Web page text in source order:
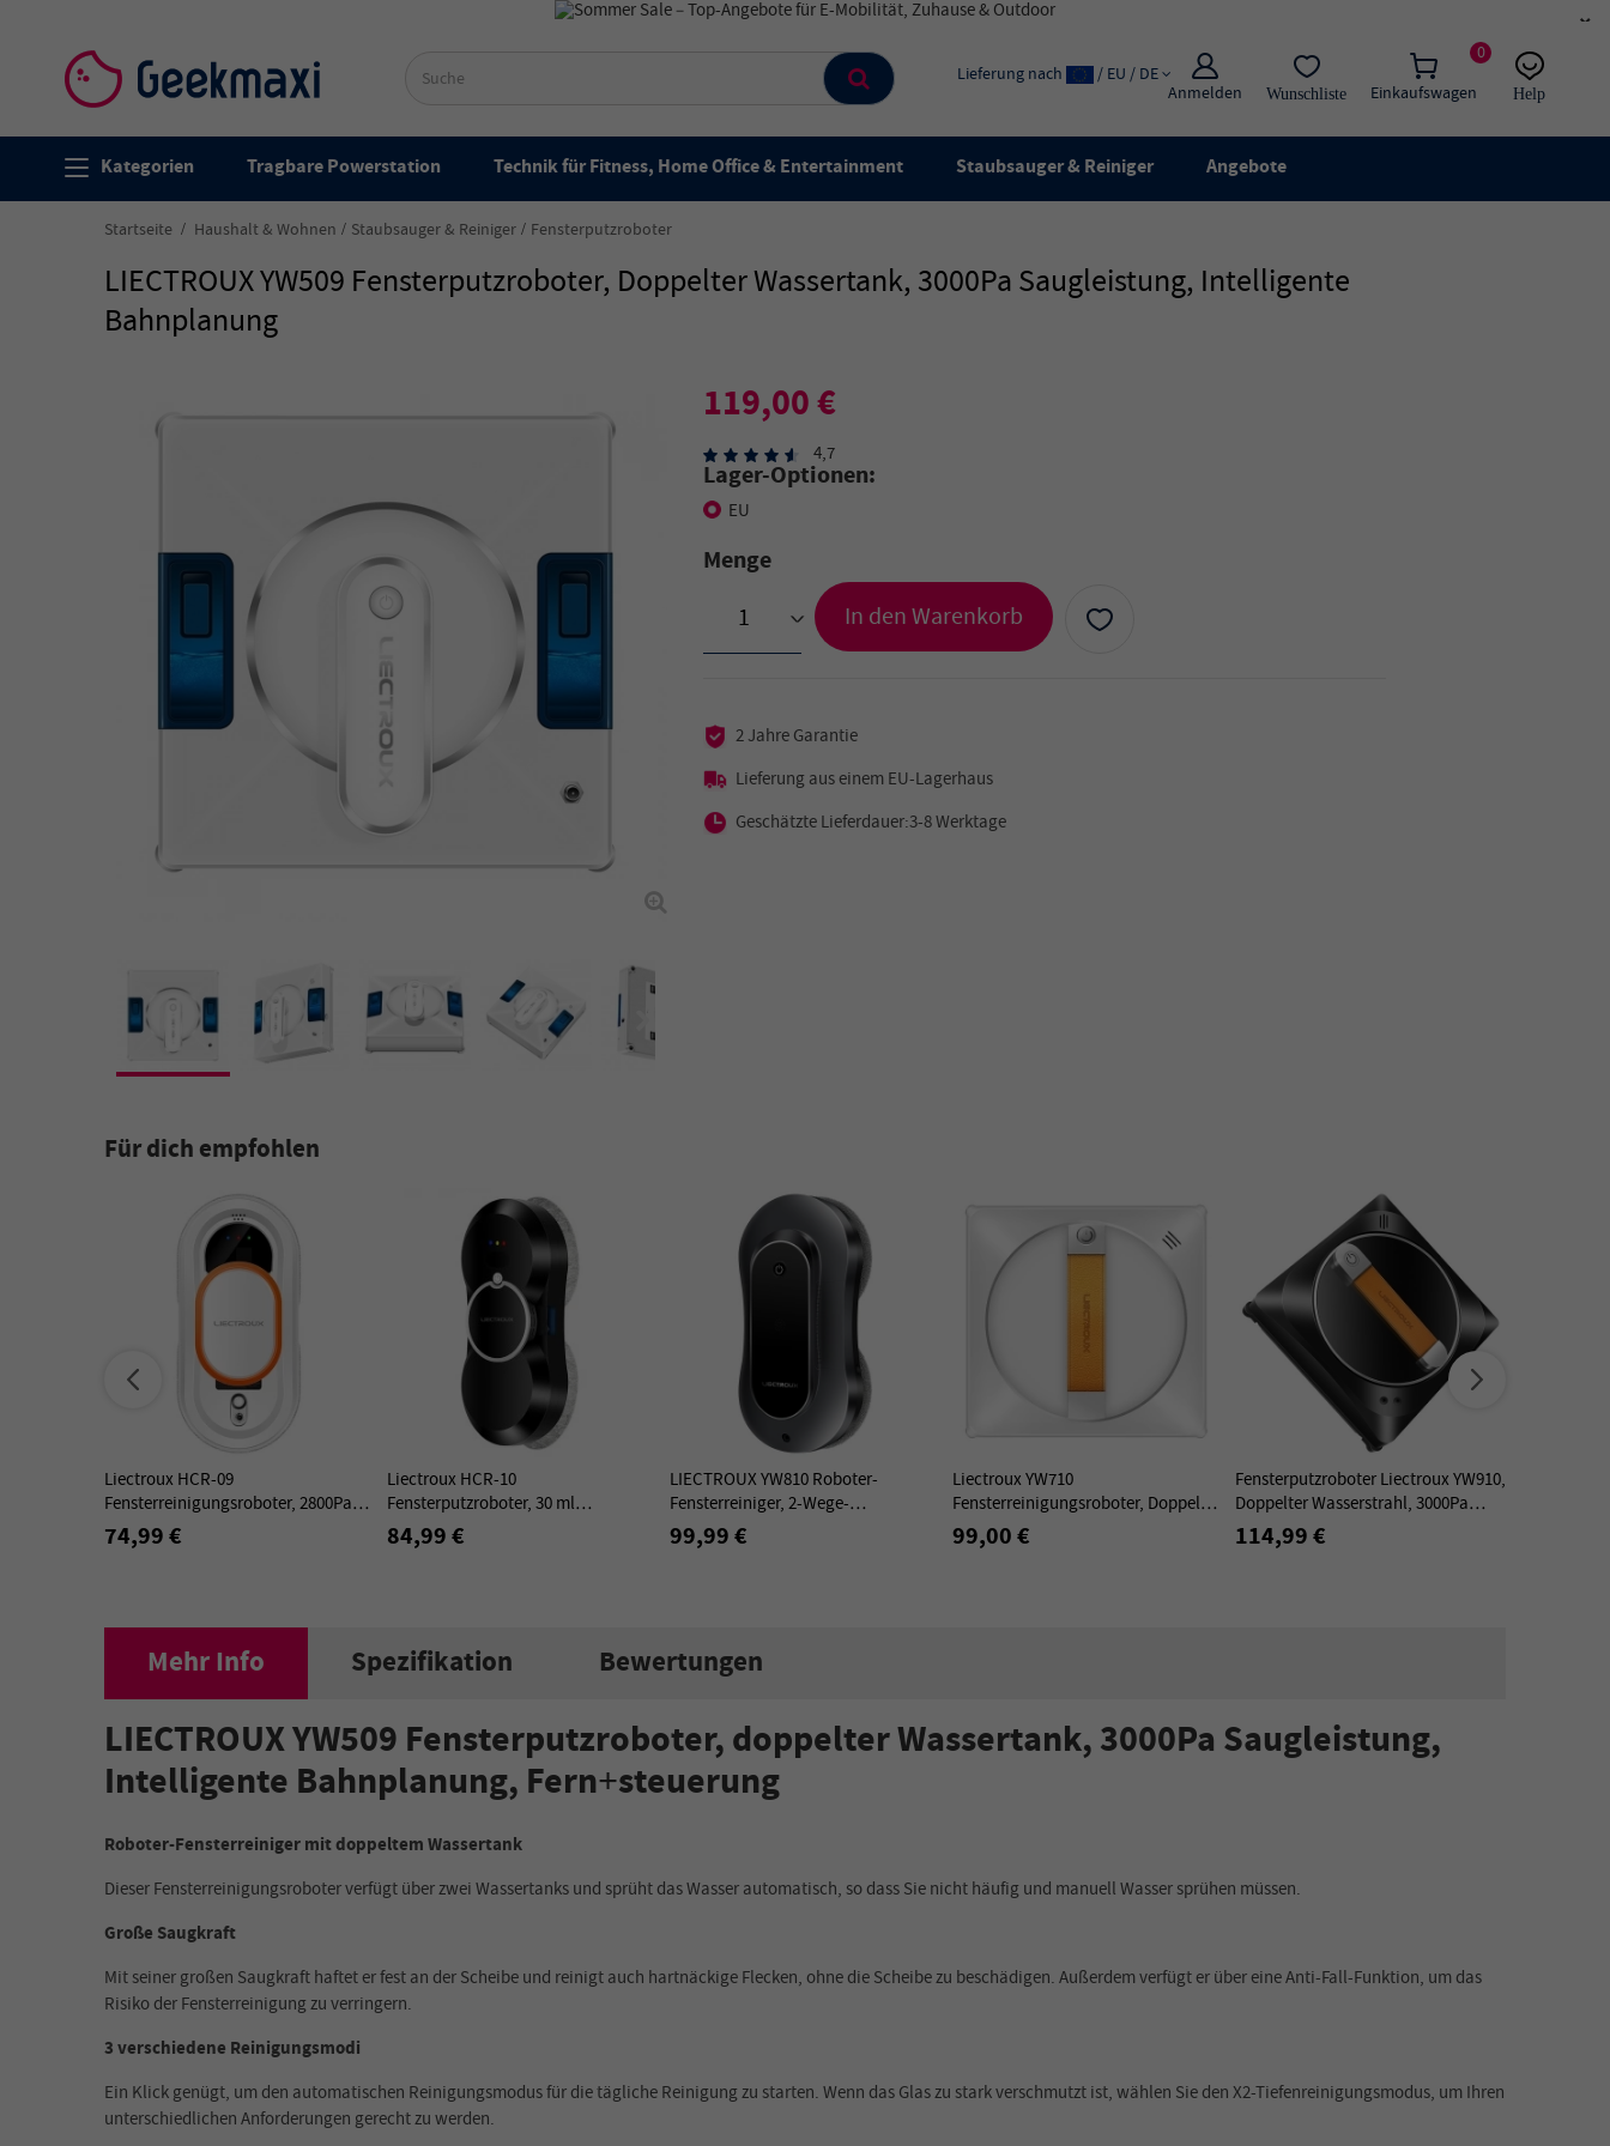
×
0
Einkaufswagen
Anmelden Wunschliste
Lieferung nach / EU / DE
Help
Kategorien Tragbare Powerstation Technik für Fitness, Home Office & Entertainment Staubsauger & Reiniger Angebote
Startseite Haushalt & Wohnen Staubsauger & Reiniger Fensterputzroboter
LIECTROUX YW509 Fensterputzroboter, Doppelter Wassertank, 3000Pa Saugleistung, Intelligente
Bahnplanung
119,00 €
4,7
Lager-Optionen:
EU
Menge
> In den Warenkorb
2 Jahre Garantie
Lieferung aus einem EU-Lagerhaus
Geschätzte Lieferdauer:3-8 Werktage
Für dich empfohlen
Liectroux HCR-09
Fensterreinigungsroboter, 2800Pa
Saugkraft, 3 automatische
Reinigungsmodi, USV-Funktion,
74,99 €
Liectroux HCR-10
Fensterputzroboter, 30 ml
Wassertank, 6,8 cm ultradünn,
Ultraschall-Wassersprühen, 2800 Pa
84,99 €
LIECTROUX YW810 Roboter-
Fensterreiniger, 2-Wege-
Wassersprühvorrichtung, Trocken-
und Nassreinigung, KI-Route -
99,99 €
Liectroux YW710
Fensterreinigungsroboter, Doppelter
Wassersprüher, 2500Pa
Saugleistung, Geräuscharm, 360°
99,00 €
Fensterputzroboter Liectroux YW910,
Doppelter Wasserstrahl, 3000Pa
Vakuumsaugung, Lasersensor –
Schwarz
114,99 €
Mehr Info Spezifikation Bewertungen
LIECTROUX YW509 Fensterputzroboter, doppelter Wassertank, 3000Pa Saugleistung,
Intelligente Bahnplanung, Fern+steuerung
Roboter-Fensterreiniger mit doppeltem Wassertank
Dieser Fensterreinigungsroboter verfügt über zwei Wassertanks und sprüht das Wasser automatisch, so dass Sie nicht häufig und manuell Wasser sprühen müssen.
Große Saugkraft
Mit seiner großen Saugkraft haftet er fest an der Scheibe und reinigt auch hartnäckige Flecken, ohne die Scheibe zu beschädigen. Außerdem verfügt er über eine Anti-Fall-Funktion, um das
Risiko der Fensterreinigung zu verringern.
3 verschiedene Reinigungsmodi
Ein Klick genügt, um den automatischen Reinigungsmodus für die tägliche Reinigung zu starten. Wenn das Glas zu stark verschmutzt ist, wählen Sie den X2-Tiefenreinigungsmodus, um Ihren
unterschiedlichen Anforderungen gerecht zu werden.